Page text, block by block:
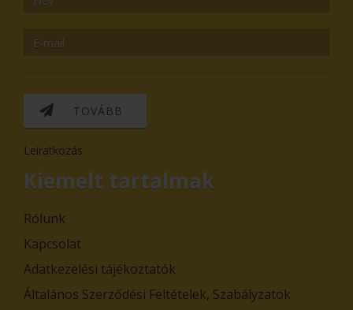
TOVÁBB
Leiratkozás
Kiemelt tartalmak
Rólunk
Kapcsolat
Adatkezelési tájékoztatók
Általános Szerződési Feltételek, Szabályzatok